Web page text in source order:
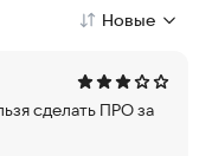
Новые
сделать ПРО за